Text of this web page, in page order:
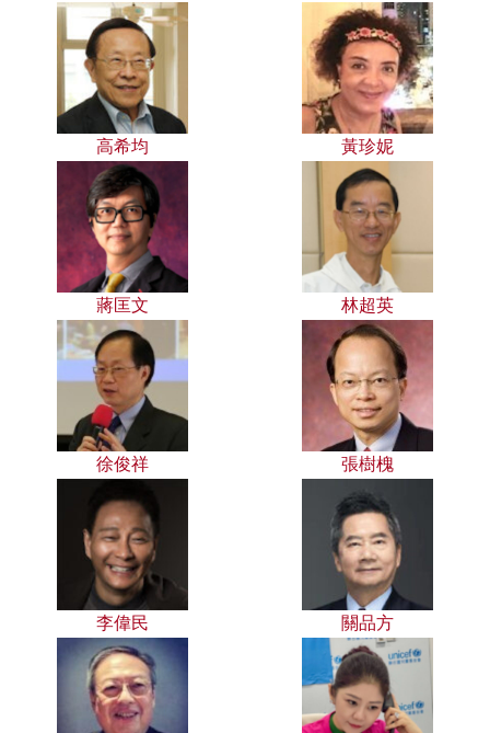
高希均 黃珍妮
蔣匡文 林超英
徐俊祥 張樹槐
李偉民 關品方